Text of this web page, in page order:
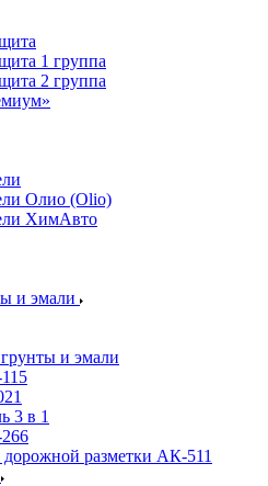
1 группа
2 группа
Олио (Olio)
ХимАвто
и эмали
и эмали
3 в 1
дорожной разметки АК-511